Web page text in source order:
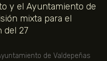
y el Ayuntamiento de
mixta para el
del 27
de Valdepeñas